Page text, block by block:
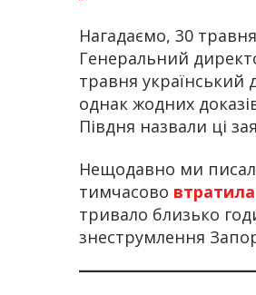
Нагадаємо, 30
Генеральний
травня
однак жодних
Півдня назвали ці
Нещодавно ми
тимчасово втратила
тривало близько
знеструмлення